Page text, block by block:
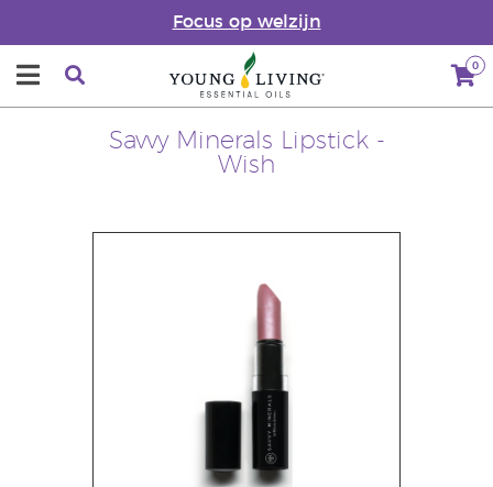
Focus op welzijn
0
Savvy Minerals Lipstick -
Wish